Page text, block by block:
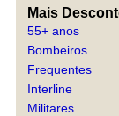
Mais
55+ anos
Bombeiros
Frequentes
Interline
Militares